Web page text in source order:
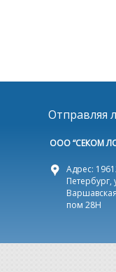
Отправляя
ООО “СЕКОМ
Адрес:
Петербург,
пом 28Н